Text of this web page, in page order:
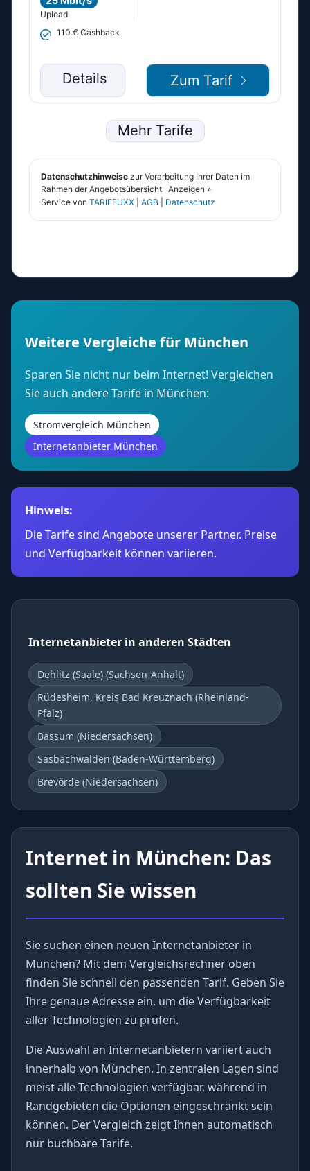
Weitere Vergleiche für München
Sparen Sie nicht nur beim Internet! Vergleichen
Sie auch andere Tarife in München:
Stromvergleich München
Internetanbieter München
Hinweis:
Die Tarife sind Angebote unserer Partner. Preise
und Verfügbarkeit können variieren.
Internetanbieter in anderen Städten
Dehlitz (Saale) (Sachsen-Anhalt)
Rüdesheim, Kreis Bad Kreuznach (Rheinland-
Pfalz)
Bassum (Niedersachsen)
Sasbachwalden (Baden-Württemberg)
Brevörde (Niedersachsen)
Internet in München: Das
sollten Sie wissen
Sie suchen einen neuen Internetanbieter in
München? Mit dem Vergleichsrechner oben
finden Sie schnell den passenden Tarif. Geben Sie
Ihre genaue Adresse ein, um die Verfügbarkeit
aller Technologien zu prüfen.
Die Auswahl an Internetanbietern variiert auch
innerhalb von München. In zentralen Lagen sind
meist alle Technologien verfügbar, während in
Randgebieten die Optionen eingeschränkt sein
können. Der Vergleich zeigt Ihnen automatisch
nur buchbare Tarife.